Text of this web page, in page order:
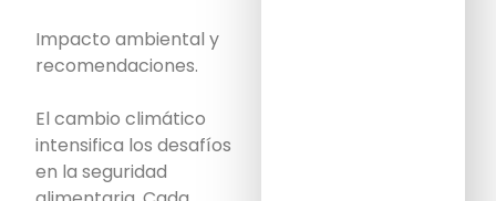
Impacto ambiental y
recomendaciones.
El cambio climático
intensifica los desafíos
en la seguridad